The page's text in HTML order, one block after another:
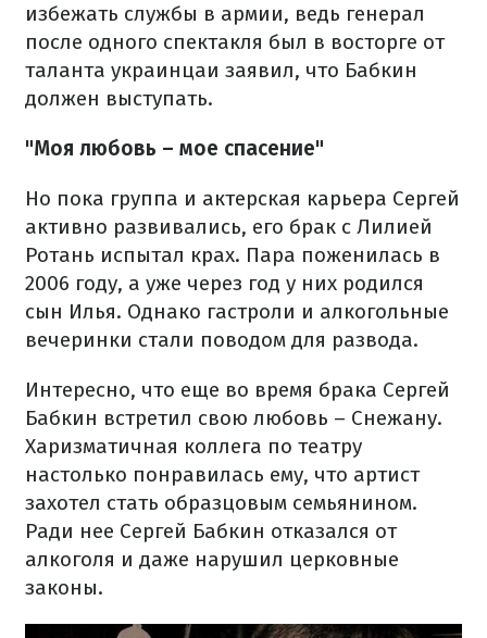
избежать службы в армии, ведь генерал
после одного спектакля был в восторге от
таланта украинцаи заявил, что Бабкин
должен выступать.
"Моя любовь – мое спасение"
Но пока группа и актерская карьера Сергей
активно развивались, его брак с Лилией
Ротань испытал крах. Пара поженилась в
2006 году, а уже через год у них родился
сын Илья. Однако гастроли и алкогольные
вечеринки стали поводом для развода.
Интересно, что еще во время брака Сергей
Бабкин встретил свою любовь – Снежану.
Харизматичная коллега по театру
настолько понравилась ему, что артист
захотел стать образцовым семьянином.
Ради нее Сергей Бабкин отказался от
алкоголя и даже нарушил церковные
законы.